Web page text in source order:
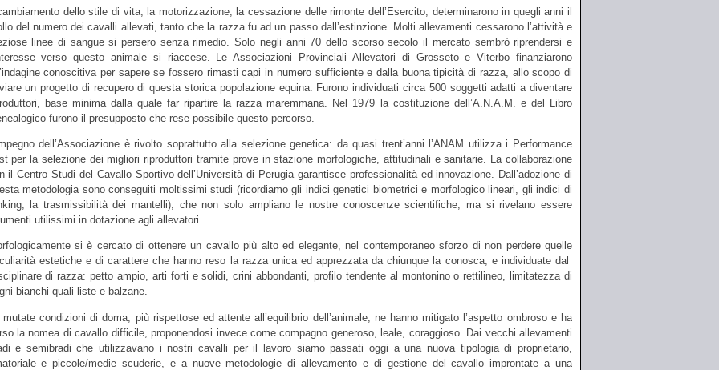
dello stile di vita, la motorizzazione, la cessazione delle rimonte dell’Esercito, determinarono in quegli anni il
del numero dei cavalli allevati, tanto che la razza fu ad un passo dall’estinzione. Molti allevamenti cessarono l’attività e
linee di sangue si persero senza rimedio. Solo negli anni 70 dello scorso secolo il mercato sembrò riprendersi e
verso questo animale si riaccese. Le Associazioni Provinciali Allevatori di Grosseto e Viterbo finanziarono
conoscitiva per sapere se fossero rimasti capi in numero sufficiente e dalla buona tipicità di razza, allo scopo di
un progetto di recupero di questa storica popolazione equina. Furono individuati circa 500 soggetti adatti a diventare
base minima dalla quale far ripartire la razza maremmana. Nel 1979 la costituzione dell’A.N.A.M. e del Libro
furono il presupposto che rese possibile questo percorso.
dell’Associazione è rivolto soprattutto alla selezione genetica: da quasi trent’anni l’ANAM utilizza i Performance
per la selezione dei migliori riproduttori tramite prove in stazione morfologiche, attitudinali e sanitarie. La collaborazione
il Centro Studi del Cavallo Sportivo dell’Università di Perugia garantisce professionalità ed innovazione. Dall’adozione di
metodologia sono conseguiti moltissimi studi (ricordiamo gli indici genetici biometrici e morfologico lineari, gli indici di
la trasmissibilità dei mantelli), che non solo ampliano le nostre conoscenze scientifiche, ma si rivelano essere
utilissimi in dotazione agli allevatori.
si è cercato di ottenere un cavallo più alto ed elegante, nel contemporaneo sforzo di non perdere quelle
estetiche e di carattere che hanno reso la razza unica ed apprezzata da chiunque la conosca, e individuate dal
di razza: petto ampio, arti forti e solidi, crini abbondanti, profilo tendente al montonino o rettilineo, limitatezza di
bianchi quali liste e balzane.
mutate condizioni di doma, più rispettose ed attente all’equilibrio dell’animale, ne hanno mitigato l’aspetto ombroso e ha
la nomea di cavallo difficile, proponendosi invece come compagno generoso, leale, coraggioso. Dai vecchi allevamenti
e semibradi che utilizzavano i nostri cavalli per il lavoro siamo passati oggi a una nuova tipologia di proprietario,
e piccole/medie scuderie, e a nuove metodologie di allevamento e di gestione del cavallo improntate a una